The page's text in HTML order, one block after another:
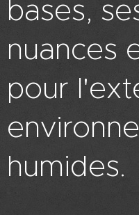
bases,
nuances
pour
humides.